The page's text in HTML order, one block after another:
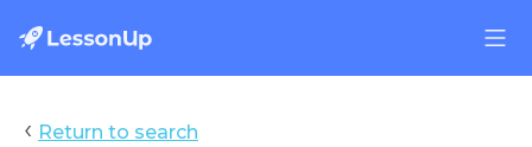
‹ Return to search